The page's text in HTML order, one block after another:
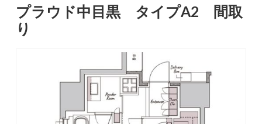
プラウド中目黒 タイプA2 間取
り